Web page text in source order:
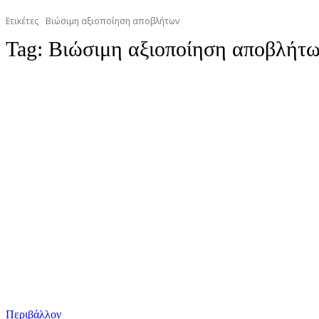
Ετικέτες Βιώσιμη αξιοποίηση αποβλήτων
Tag: Βιώσιμη αξιοποίηση
Περιβάλλον